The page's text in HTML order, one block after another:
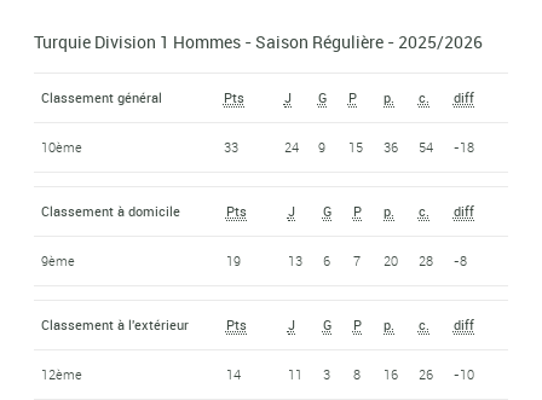
Turquie Division 1 Hommes - Saison Régulière - 2025/2026
Classement général Pts J G P p. c. diff
10ème 33 24 9 15 36 54 -18
Classement à domicile Pts J G P p. c. diff
9ème 19 13 6 7 20 28 -8
Classement à l'extérieur Pts J G P p. c. diff
12ème 14 11 3 8 16 26 -10